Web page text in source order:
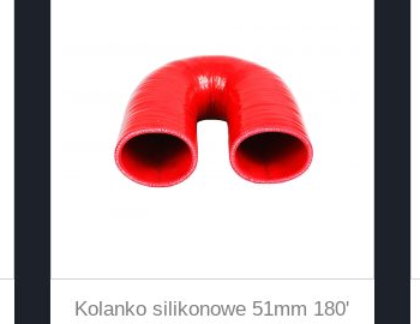
Kolanko silikonowe 51mm 180'